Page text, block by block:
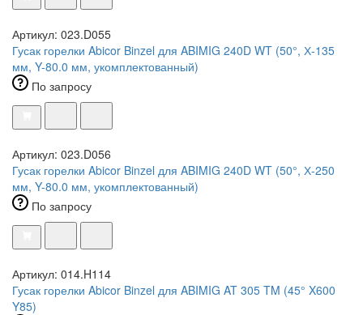
Артикул: 023.D055
Гусак горелки Abicor Binzel для ABIMIG 240D WT (50°, Х-135
мм, Y-80.0 мм, укомплектованный)
По запросу
Артикул: 023.D056
Гусак горелки Abicor Binzel для ABIMIG 240D WT (50°, Х-250
мм, Y-80.0 мм, укомплектованный)
По запросу
Артикул: 014.H114
Гусак горелки Abicor Binzel для ABIMIG AT 305 TM (45° X600
Y85)